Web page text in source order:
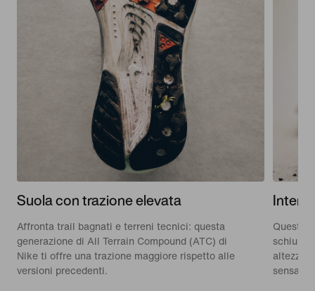
Suola con trazione elevata
Affronta trail bagnati e terreni tecnici: questa
generazione di All Terrain Compound (ATC) di
Nike ti offre una trazione maggiore rispetto alle
versioni precedenti.
Questa
schiuma
altezza